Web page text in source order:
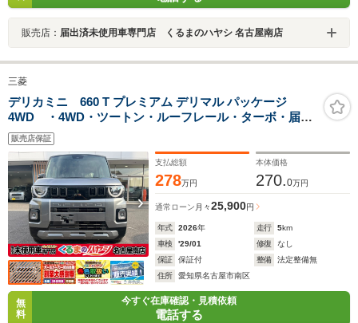
販売店： 届出済未使用車専門店 くるまのハヤシ 名古屋南店
三菱
デリカミニ 660 T プレミアム デリマル パッケージ
4WD ・4WD・ツートン・ルーフレール・ターボ・届出
済未使用車・12.3インチGooleディスプレイ・ETC2.0・
前後ドライブレコーダー・デジタルインナーミラー・ア
ラウンドモニター
販売店保証
支払総額
278万円
本体価格
270.0万円
通常ローン 月々25,900円
年式 2026年 走行 5km
車検
'29/01 修復
なし
保証
保証付 整備
法定整備無
住所
愛知県名古屋市南区
無
料
今すぐ在庫確認・見積依頼
電話する